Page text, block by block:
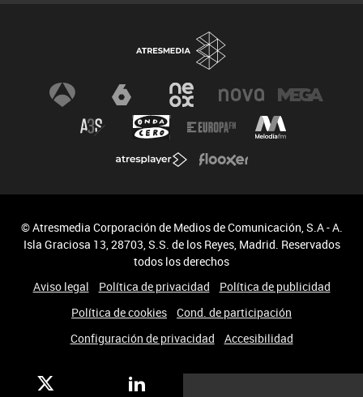
© Atresmedia Corporación de Medios de Comunicación, S.A - A.
Isla Graciosa 13, 28703, S.S. de los Reyes, Madrid. Reservados
todos los derechos
Aviso legal
Política de privacidad
Política de publicidad
Política de cookies
Cond. de participación
Configuración de privacidad
Accesibilidad